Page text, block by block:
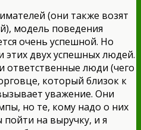
(они также возят
модель поведения
очень успешной. Но
этих двух успешных людей.
ответственные люди (чего
который близок к
уважение. Они
но те, кому надо о них
на выручку, и я